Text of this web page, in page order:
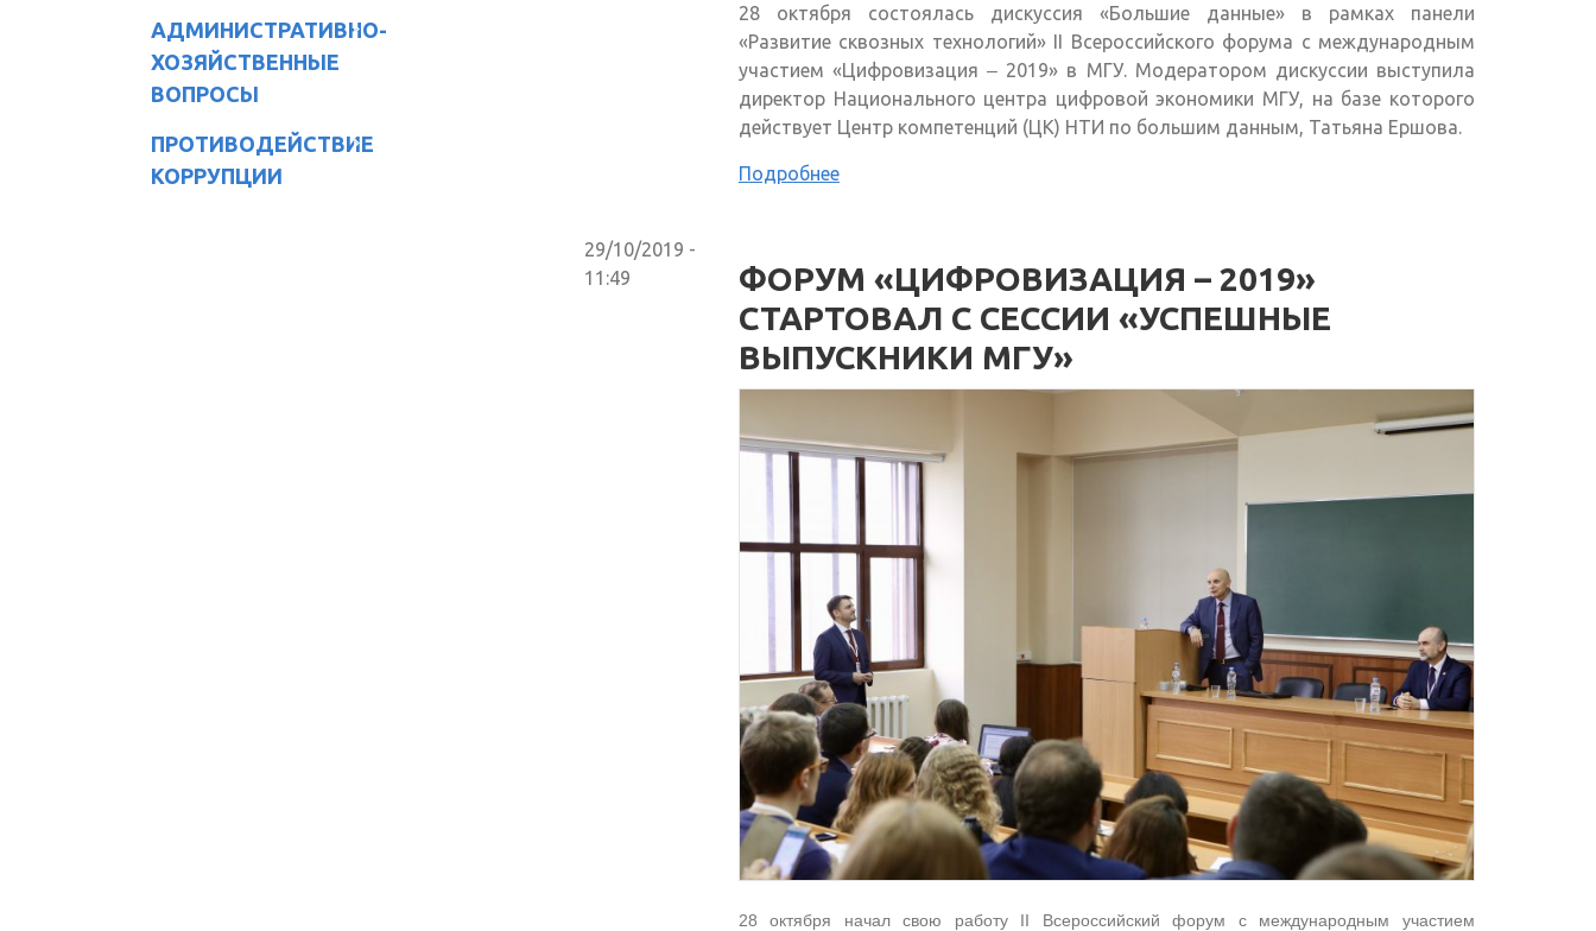
АДМИНИСТРАТИВНО-
ХОЗЯЙСТВЕННЫЕ
ВОПРОСЫ
ПРОТИВОДЕЙСТВИЕ
КОРРУПЦИИ
28 октября состоялась дискуссия «Большие данные» в рамках панели
«Развитие сквозных технологий» II Всероссийского форума с международным
участием «Цифровизация ‒ 2019» в МГУ. Модератором дискуссии выступила
директор Национального центра цифровой экономики МГУ, на базе которого
действует Центр компетенций (ЦК) НТИ по большим данным, Татьяна Ершова.
Подробнее
29/10/2019 -
11:49
ФОРУМ «ЦИФРОВИЗАЦИЯ – 2019»
СТАРТОВАЛ С СЕССИИ «УСПЕШНЫЕ
ВЫПУСКНИКИ МГУ»
28 октября начал свою работу II Всероссийский форум с международным участием